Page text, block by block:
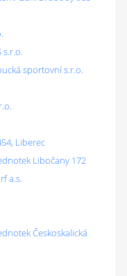
s.r.o.
sportovní s.r.o.
Liberec
Libočany 172
a.s.
Českoskalická